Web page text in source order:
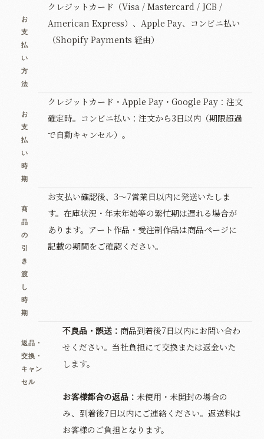
お
支
払
い
方
法
クレジットカード（Visa / Mastercard / JCB /
American Express）、Apple Pay、コンビニ払い
（Shopify Payments 経由）
お
支
払
い
時
期
クレジットカード・Apple Pay・Google Pay：注文
確定時。コンビニ払い：注文から3日以内（期限超過
で自動キャンセル）。
商
品
の
引
き
渡
し
時
期
お支払い確認後、3〜7営業日以内に発送いたしま
す。在庫状況・年末年始等の繁忙期は遅れる場合が
あります。アート作品・受注制作品は商品ページに
記載の期間をご確認ください。
返品・
交換・
キャン
セル
不良品・誤送： 商品到着後7日以内にお問い合わ
せください。当社負担にて交換または返金いた
します。
お客様都合の返品： 未使用・未開封の場合の
み、到着後7日以内にご連絡ください。返送料は
お客様のご負担となります。